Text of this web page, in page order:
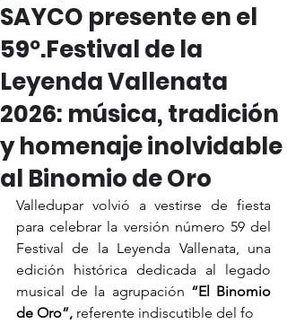
SAYCO presente en el
59º.Festival de la
Leyenda Vallenata
2026: música, tradición
y homenaje inolvidable
al Binomio de Oro
Valledupar volvió a vestirse de fiesta
para celebrar la versión número 59 del
Festival de la Leyenda Vallenata, una
edición histórica dedicada al legado
musical de la agrupación “El Binomio
de Oro”, referente indiscutible del fo